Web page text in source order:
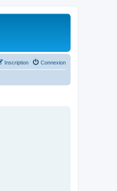
Connexion
Inscription